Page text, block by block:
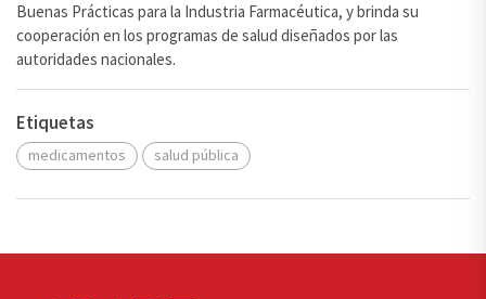
Buenas Prácticas para la Industria Farmacéutica, y brinda su
cooperación en los programas de salud diseñados por las
autoridades nacionales.
Etiquetas
medicamentos salud pública